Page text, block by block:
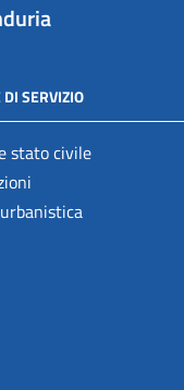
DI SERVIZIO
stato civile